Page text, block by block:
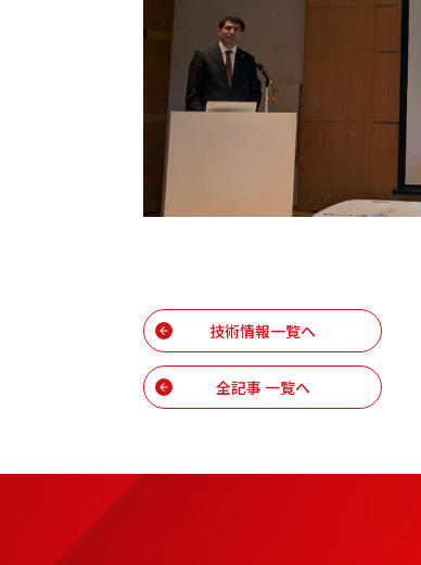
技術情報一覧へ
全記事 一覧へ